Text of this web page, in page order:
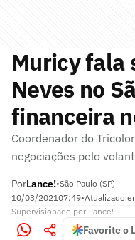
Muricy fala
Neves no
financeira
Coordenador do
negociações pelo
PorLance!•São Paulo (SP)
10/03/202107:49•Atualizado
Supervisionado por Lance!
Favorite o